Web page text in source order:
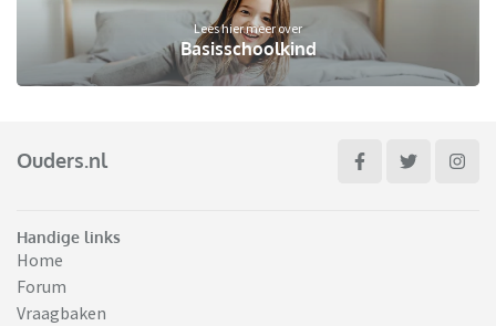
Lees hier meer over
Basisschoolkind
Ouders.nl
Handige links
Home
Forum
Vraagbaken